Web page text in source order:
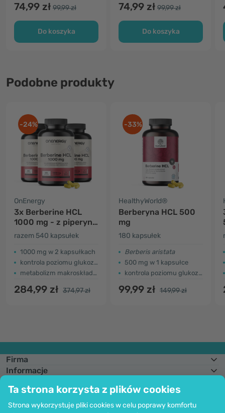
Ta strona korzysta z plików cookies
Strona wykorzystuje pliki cookies w celu poprawy komfortu
74,99 zł 99,99 zł
Do koszyka
74,99 zł 99,99 zł
Do koszyka
Podobne produkty
-24%
OnEnergy
3x Berberine HCL
1000 mg - z piperyną
i chromem
razem 540 kapsułek
1000 mg w 2 kapsułkach
kontrola poziomu glukozy we krwi
metabolizm makroskładników
284,99 zł 374,97 zł
-33%
HealthyWorld®
Berberyna HCL 500
mg
180 kapsułek
Berberis aristata
500 mg w 1 kapsułce
kontrola poziomu glukozy we krwi
99,99 zł 149,99 zł
Firma
Informacje
Pomoc i zamówienia